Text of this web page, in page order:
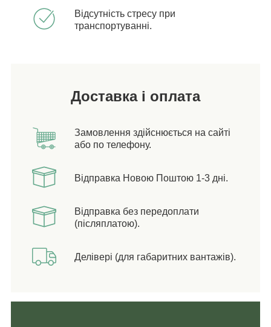
Відсутність стресу при
транспортуванні.
Доставка і оплата
Замовлення здійснюється на сайті
або по телефону.
Відправка Новою Поштою 1-3 дні.
Відправка без передоплати
(післяплатою).
Делівері (для габаритних вантажів).